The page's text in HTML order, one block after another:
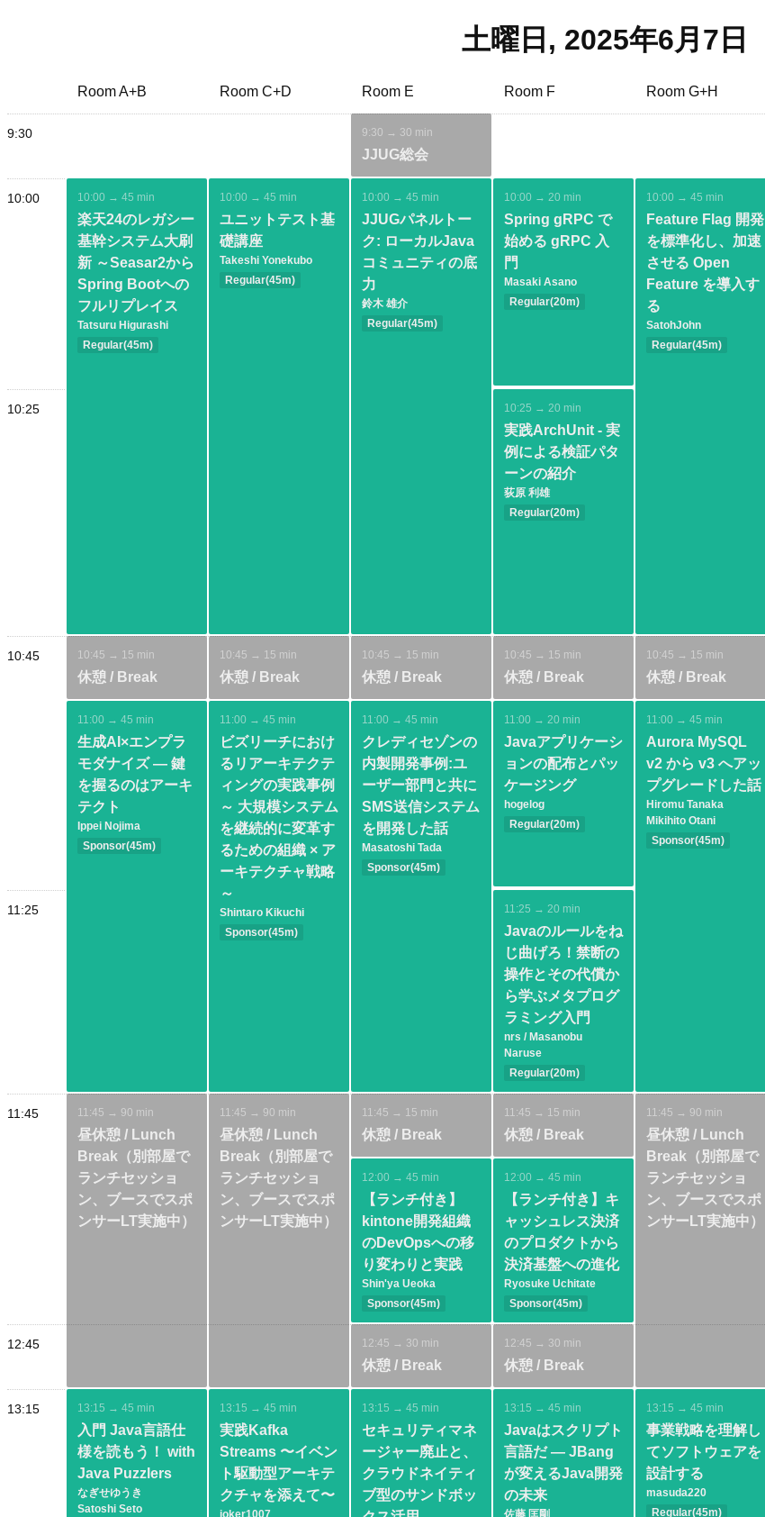
土曜日, 2025年6月7日
Room A+B Room C+D Room E Room F Room G+H
9:30 9:30 → 30 min
JJUG総会
10:00 10:00 → 45 min
楽天24のレガシー
基幹システム大刷
新 ～Seasar2から
Spring Bootへの
フルリプレイス
Tatsuru Higurashi
Regular(45m)
10:00 → 45 min
ユニットテスト基
礎講座
Takeshi Yonekubo
Regular(45m)
10:00 → 45 min
JJUGパネルトー
ク: ローカルJava
コミュニティの底
力
鈴木 雄介
Regular(45m)
10:00 → 20 min
Spring gRPC で
始める gRPC 入
門
Masaki Asano
Regular(20m)
10:00 → 45 min
Feature Flag 開発
を標準化し、加速
させる Open
Feature を導入す
る
SatohJohn
Regular(45m)
10:25 10:25 → 20 min
実践ArchUnit - 実
例による検証パタ
ーンの紹介
荻原 利雄
Regular(20m)
10:45 10:45 → 15 min
休憩 / Break
10:45 → 15 min
休憩 / Break
10:45 → 15 min
休憩 / Break
10:45 → 15 min
休憩 / Break
10:45 → 15 min
休憩 / Break
11:00 → 45 min
生成AI×エンプラ
モダナイズ ― 鍵
を握るのはアーキ
テクト
Ippei Nojima
Sponsor(45m)
11:00 → 45 min
ビズリーチにおけ
るリアーキテクテ
ィングの実践事例
～ 大規模システム
を継続的に変革す
るための組織 × ア
ーキテクチャ戦略
～
Shintaro Kikuchi
Sponsor(45m)
11:00 → 45 min
クレディセゾンの
内製開発事例:ユ
ーザー部門と共に
SMS送信システム
を開発した話
Masatoshi Tada
Sponsor(45m)
11:00 → 20 min
Javaアプリケーシ
ョンの配布とパッ
ケージング
hogelog
Regular(20m)
11:00 → 45 min
Aurora MySQL
v2 から v3 へアッ
プグレードした話
Hiromu Tanaka
Mikihito Otani
Sponsor(45m)
11:25 11:25 → 20 min
Javaのルールをね
じ曲げろ！禁断の
操作とその代償か
ら学ぶメタプログ
ラミング入門
nrs / Masanobu
Naruse
Regular(20m)
Intermediate
Java SE
Design
11:45 11:45 → 90 min
昼休憩 / Lunch
Break（別部屋で
ランチセッショ
ン、ブースでスポ
ンサーLT実施中）
11:45 → 90 min
昼休憩 / Lunch
Break（別部屋で
ランチセッショ
ン、ブースでスポ
ンサーLT実施中）
11:45 → 15 min
休憩 / Break
11:45 → 15 min
休憩 / Break
11:45 → 90 min
昼休憩 / Lunch
Break（別部屋で
ランチセッショ
ン、ブースでスポ
ンサーLT実施中）
12:00 → 45 min
【ランチ付き】
kintone開発組織
のDevOpsへの移
り変わりと実践
Shin'ya Ueoka
Sponsor(45m)
Basic
DevOps
Practice
12:00 → 45 min
【ランチ付き】キ
ャッシュレス決済
のプロダクトから
決済基盤への進化
Ryosuke Uchitate
Sponsor(45m)
Basic
Others
12:45 12:45 → 30 min
休憩 / Break
12:45 → 30 min
休憩 / Break
13:15 13:15 → 45 min
入門 Java言語仕
様を読もう！ with
Java Puzzlers
なぎせゆうき
Satoshi Seto
13:15 → 45 min
実践Kafka
Streams 〜イベン
ト駆動型アーキテ
クチャを添えて〜
joker1007
13:15 → 45 min
セキュリティマネ
ージャー廃止と、
クラウドネイティ
ブ型のサンドボッ
13:15 → 45 min
Javaはスクリプト
言語だ ― JBang
が変えるJava開発
の未来
佐藤 匡剛
13:15 → 45 min
事業戦略を理解し
てソフトウェアを
設計する
masuda220
Regular(45m)